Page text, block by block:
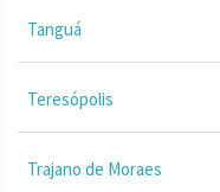
Tanguá
Teresópolis
Trajano de Moraes